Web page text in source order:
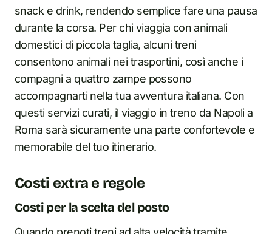
snack e drink, rendendo semplice fare una pausa
durante la corsa. Per chi viaggia con animali
domestici di piccola taglia, alcuni treni
consentono animali nei trasportini, così anche i
compagni a quattro zampe possono
accompagnarti nella tua avventura italiana. Con
questi servizi curati, il viaggio in treno da Napoli a
Roma sarà sicuramente una parte confortevole e
memorabile del tuo itinerario.
Costi extra e regole
Costi per la scelta del posto